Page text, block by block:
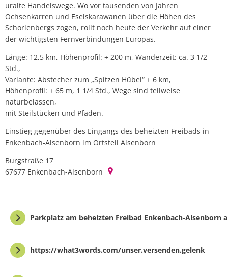
uralte Handelswege. Wo vor tausenden von Jahren
Ochsenkarren und Eselskarawanen über die Höhen des
Schorlenbergs zogen, rollt noch heute der Verkehr auf einer
der wichtigsten Fernverbindungen Europas.
Länge: 12,5 km, Höhenprofil: + 200 m, Wanderzeit: ca. 3 1/2
Std.,
Variante: Abstecher zum „Spitzen Hübel“ + 6 km,
Höhenprofil: + 65 m, 1 1/4 Std., Wege sind teilweise
naturbelassen,
mit Steilstücken und Pfaden.
Einstieg gegenüber des Eingangs des beheizten Freibads in
Enkenbach-Alsenborn im Ortsteil Alsenborn
Burgstraße 17
67677 Enkenbach-Alsenborn
Parkplatz am beheizten Freibad Enkenbach-Alsenborn
https://what3words.com/unser.versenden.gelenk